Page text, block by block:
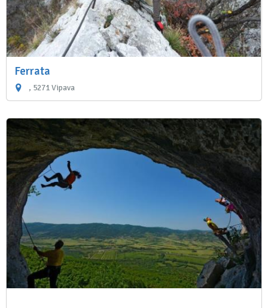
Ferrata
, 5271 Vipava